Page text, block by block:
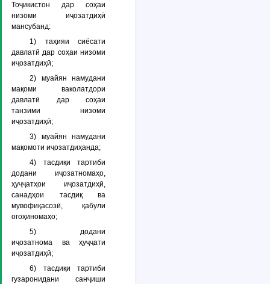
Тоҷикистон дар соҳаи
низоми иҷозатдиҳӣ
мансубанд:
1) таҳияи сиёсати
давлатӣ дар соҳаи низоми
иҷозатдиҳӣ;
2) муайян намудани
мақоми ваколатдори
давлатӣ дар соҳаи
танзими низоми
иҷозатдиҳӣ;
3) муайян намудани
мақомоти иҷозатдиҳанда;
4) тасдиқи тартиби
додани иҷозатномаҳо,
ҳуҷҷатҳои иҷозатдиҳӣ,
санадҳои тасдиқ ва
мувофиқасозӣ, қабули
огоҳиномаҳо;
5) додани
иҷозатнома ва ҳуҷҷати
иҷозатдиҳӣ;
6) тасдиқи тартиби
гузаронидани санҷиши